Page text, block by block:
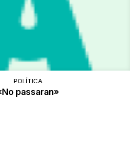
POLÍTICA
passaran»